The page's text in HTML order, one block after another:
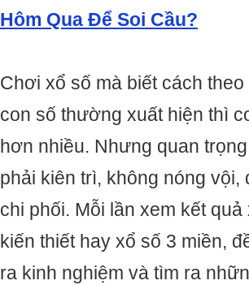
Hôm Qua Để Soi Cầu?
Chơi xổ số mà biết cách
con số thường xuất hiện thì
hơn nhiều. Nhưng quan
phải kiên trì, không nóng vội,
chi phối. Mỗi lần xem kết
kiến thiết hay xổ số 3 miền,
ra kinh nghiệm và tìm ra